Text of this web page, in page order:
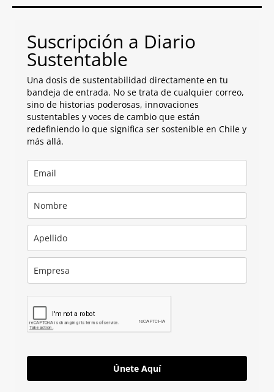
Suscripción a Diario
Sustentable
Una dosis de sustentabilidad directamente en tu
bandeja de entrada. No se trata de cualquier correo,
sino de historias poderosas, innovaciones
sustentables y voces de cambio que están
redefiniendo lo que significa ser sostenible en Chile y
más allá.
Únete Aquí